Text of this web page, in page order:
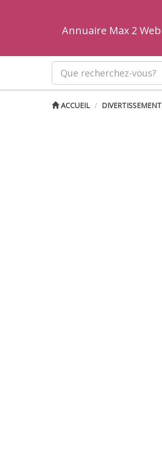
Annuaire Max 2 Web
ACCUEIL DIVERTISSEMENT